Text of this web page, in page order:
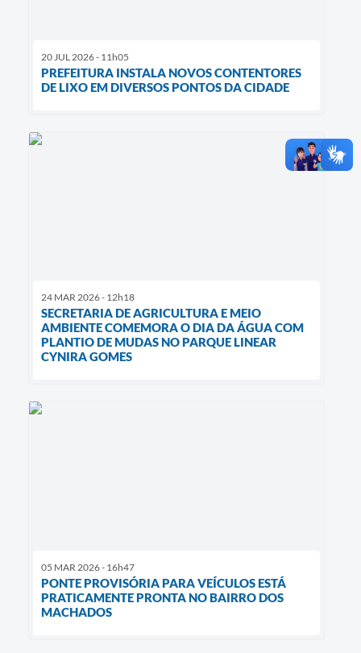
20 JUL 2026 - 11h05
PREFEITURA INSTALA NOVOS CONTENTORES
DE LIXO EM DIVERSOS PONTOS DA CIDADE
24 MAR 2026 - 12h18
SECRETARIA DE AGRICULTURA E MEIO
AMBIENTE COMEMORA O DIA DA ÁGUA COM
PLANTIO DE MUDAS NO PARQUE LINEAR
CYNIRA GOMES
05 MAR 2026 - 16h47
PONTE PROVISÓRIA PARA VEÍCULOS ESTÁ
PRATICAMENTE PRONTA NO BAIRRO DOS
MACHADOS